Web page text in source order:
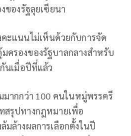
ของรัฐลุยเซียนา
ะแนนไม่เห็นด้วยกับการจัด
ครองของรัฐบาลกลางสำหรับ
นเมื่อปีที่แล้ว
มากกว่า 100 คนในหมู่พรรครี
รุปทางกฎหมายเพื่อ
ล้างผลการเลือกตั้งในปี